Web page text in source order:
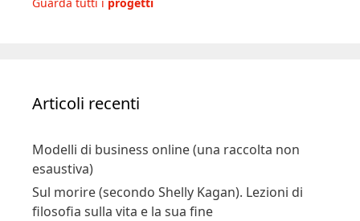
Articoli recenti
Modelli di business online (una raccolta non
esaustiva)
Sul morire (secondo Shelly Kagan). Lezioni di
filosofia sulla vita e la sua fine